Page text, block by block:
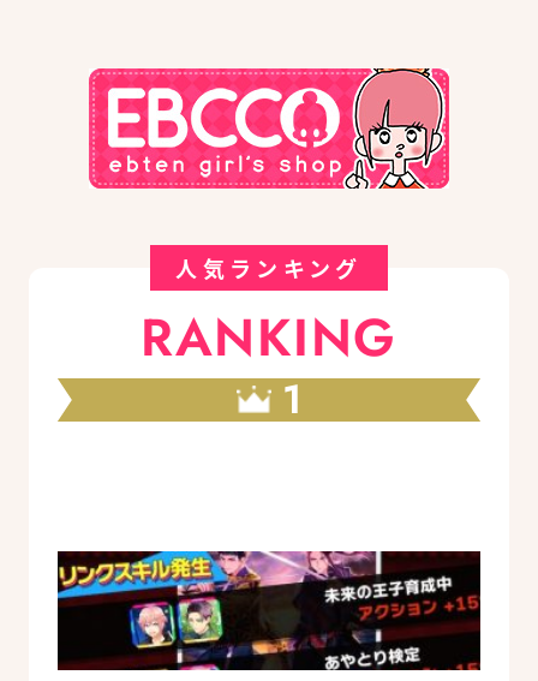
人気ランキング
RANKING
1